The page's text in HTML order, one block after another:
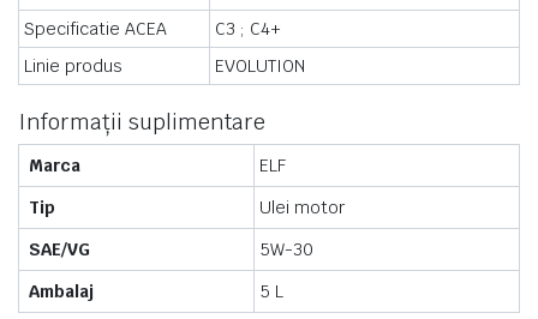
Specificatie ACEA
C3 ; C4+
Linie produs
EVOLUTION
Informații suplimentare
Marca
ELF
Tip
Ulei motor
SAE/VG
5W-30
Ambalaj
5 L